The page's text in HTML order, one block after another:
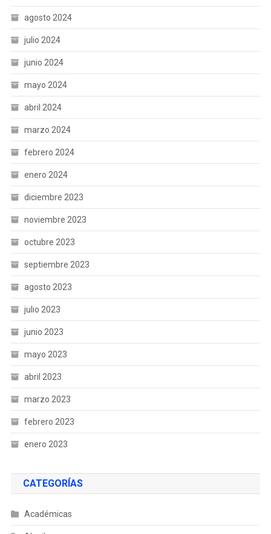
agosto 2024
julio 2024
junio 2024
mayo 2024
abril 2024
marzo 2024
febrero 2024
enero 2024
diciembre 2023
noviembre 2023
octubre 2023
septiembre 2023
agosto 2023
julio 2023
junio 2023
mayo 2023
abril 2023
marzo 2023
febrero 2023
enero 2023
CATEGORÍAS
Académicas